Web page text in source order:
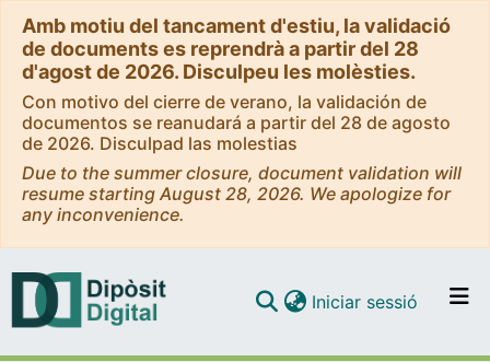
Amb motiu del tancament d'estiu, la validació
de documents es reprendrà a partir del 28
d'agost de 2026. Disculpeu les molèsties.
Con motivo del cierre de verano, la validación de
documentos se reanudará a partir del 28 de agosto
de 2026. Disculpad las molestias
Due to the summer closure, document validation will
resume starting August 28, 2026. We apologize for
any inconvenience.
Iniciar sessió (current)